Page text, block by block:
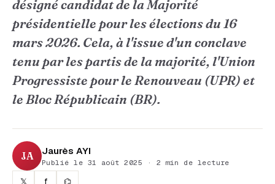
désigné candidat de la Majorité
présidentielle pour les élections du 16
mars 2026. Cela, à l'issue d'un conclave
tenu par les partis de la majorité, l'Union
Progressiste pour le Renouveau (UPR) et
le Bloc Républicain (BR).
JA Jaurès AYI
Publié le 31 août 2025 · 2 min de lecture
𝕏 f ⌬